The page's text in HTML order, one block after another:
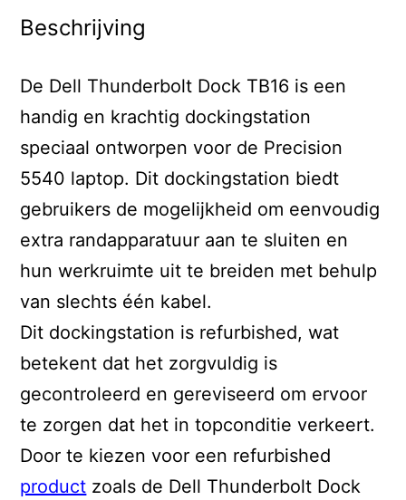
Beschrijving
De Dell Thunderbolt Dock TB16 is een
handig en krachtig dockingstation
speciaal ontworpen voor de Precision
5540 laptop. Dit dockingstation biedt
gebruikers de mogelijkheid om eenvoudig
extra randapparatuur aan te sluiten en
hun werkruimte uit te breiden met behulp
van slechts één kabel.
Dit dockingstation is refurbished, wat
betekent dat het zorgvuldig is
gecontroleerd en gereviseerd om ervoor
te zorgen dat het in topconditie verkeert.
Door te kiezen voor een refurbished
product zoals de Dell Thunderbolt Dock